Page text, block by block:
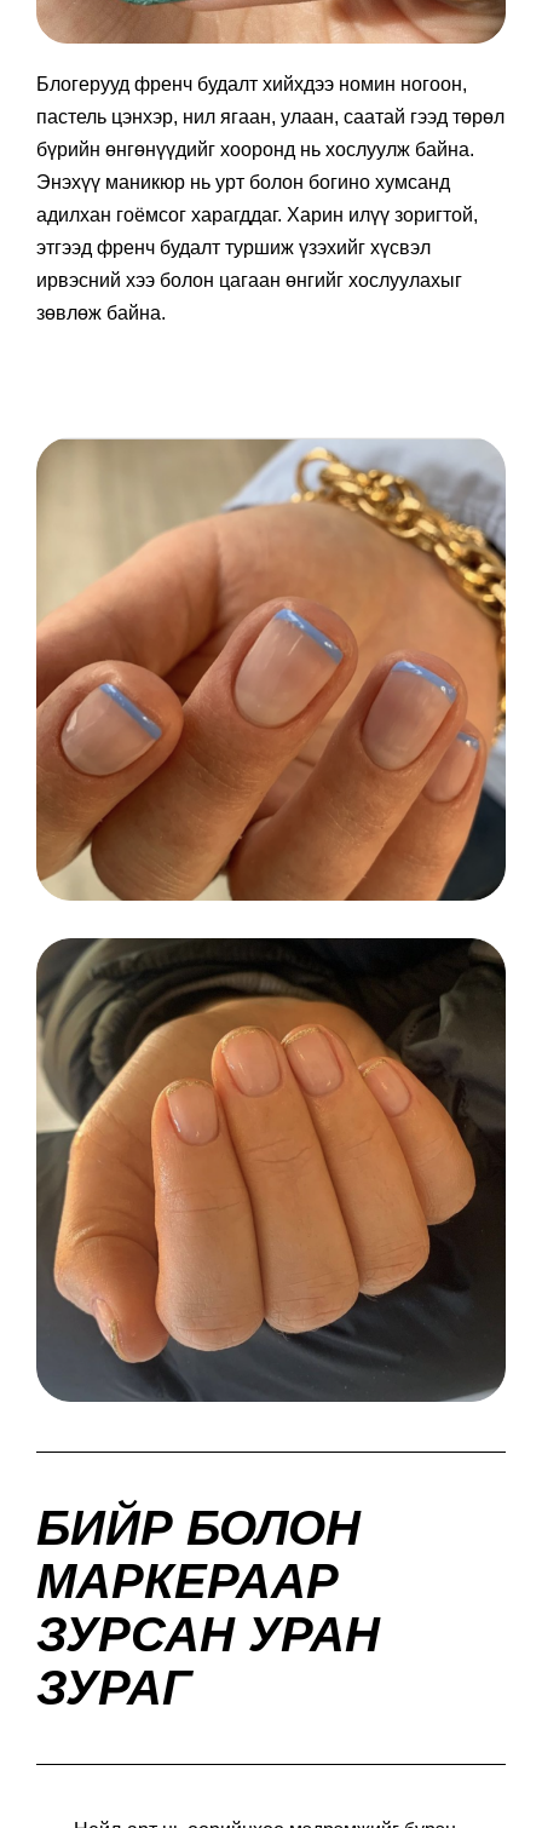
Блогерууд френч будалт хийхдээ номин ногоон,
пастель цэнхэр, нил ягаан, улаан, саатай гээд төрөл
бүрийн өнгөнүүдийг хооронд нь хослуулж байна.
Энэхүү маникюр нь урт болон богино хумсанд
адилхан гоёмсог харагддаг. Харин илүү зоригтой,
этгээд френч будалт туршиж үзэхийг хүсвэл
ирвэсний хээ болон цагаан өнгийг хослуулахыг
зөвлөж байна.
БИЙР БОЛОН
МАРКЕРААР
ЗУРСАН УРАН
ЗУРАГ